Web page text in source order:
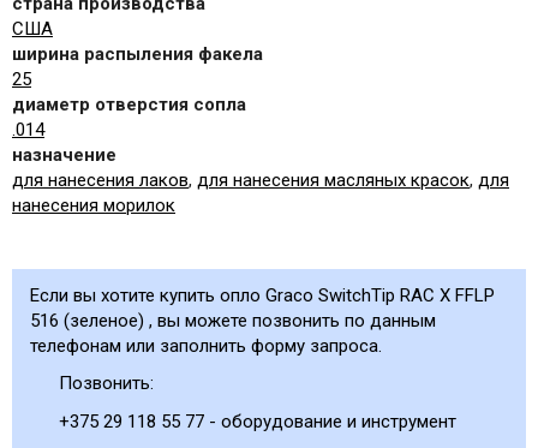
США
ширина распыления факела
25
диаметр отверстия сопла
.014
назначение
для нанесения лаков, для нанесения масляных красок, для
нанесения морилок
Если вы хотите купить опло Graco SwitchTip RAC X FFLP
516 (зеленое) , вы можете позвонить по данным
телефонам или заполнить форму запроса.
Позвонить:
+375 29 118 55 77 - оборудование и инструмент